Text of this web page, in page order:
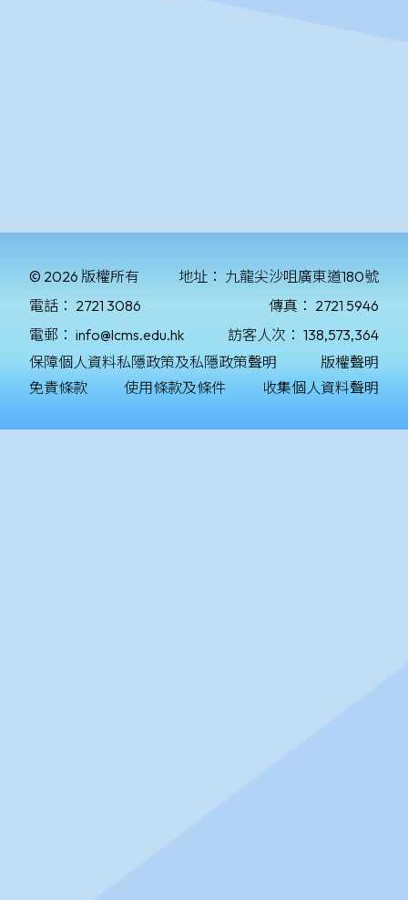
© 2026 版權所有 地址： 九龍尖沙咀廣東道180號
電話： 2721 3086 傳真： 2721 5946
電郵： info@lcms.edu.hk 訪客人次： 138,573,364
保障個人資料私隱政策及私隱政策聲明
版權聲明
免責條款
使用條款及條件 收集個人資料聲明